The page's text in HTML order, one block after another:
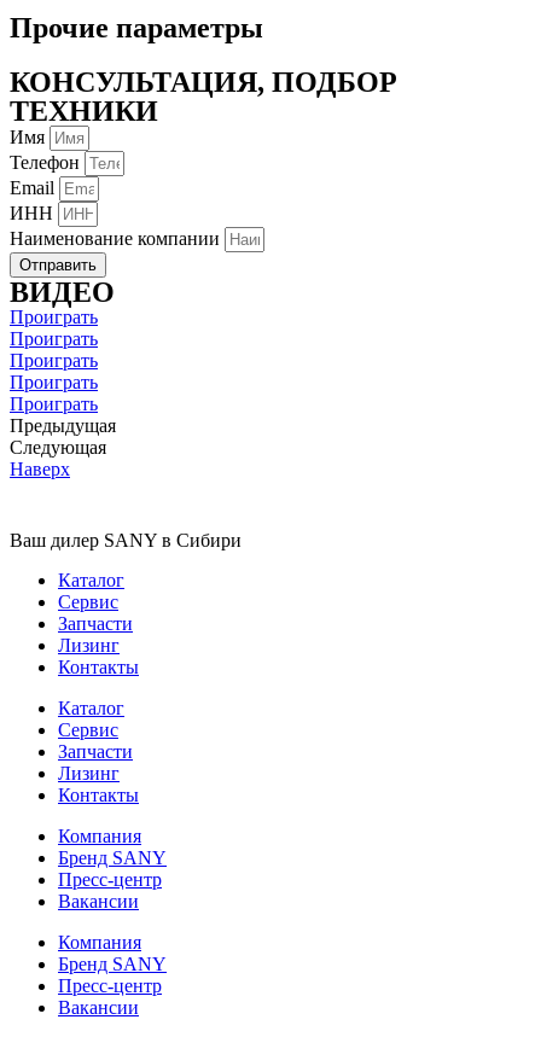
Прочие параметры
КОНСУЛЬТАЦИЯ, ПОДБОР
ТЕХНИКИ
Имя
Телефон
Email
ИНН
Наименование компании
Отправить
ВИДЕО
Проиграть
Проиграть
Проиграть
Проиграть
Проиграть
Предыдущая
Следующая
Наверх
Ваш дилер SANY в Сибири
Каталог
Сервис
Запчасти
Лизинг
Контакты
Каталог
Сервис
Запчасти
Лизинг
Контакты
Компания
Бренд SANY
Пресс-центр
Вакансии
Компания
Бренд SANY
Пресс-центр
Вакансии